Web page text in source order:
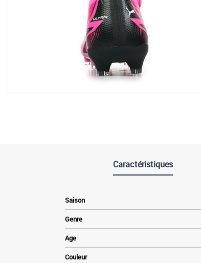
Caractéristiques
Saison
Genre
Age
Couleur